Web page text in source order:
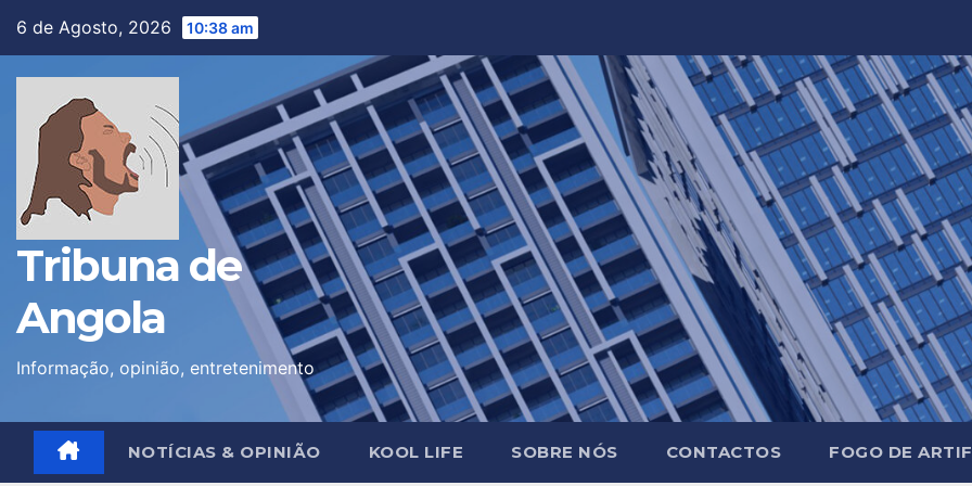
6 de Agosto, 2026 10:38 am
Tribuna de
Angola
Informação, opinião, entretenimento
NOTÍCIAS & OPINIÃO KOOL LIFE SOBRE NÓS CONTACTOS FOGO DE